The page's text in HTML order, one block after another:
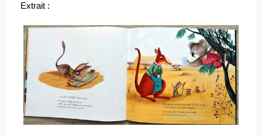
Extrait :